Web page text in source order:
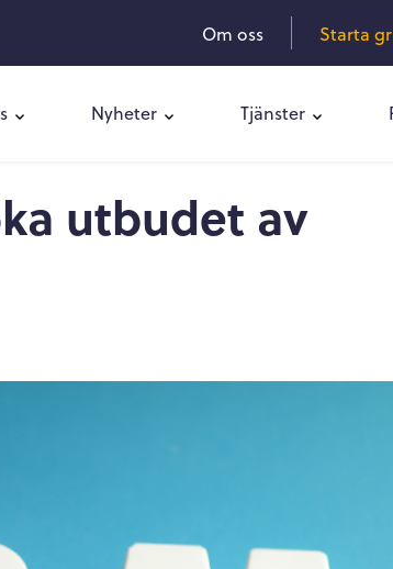
Om oss Starta
Nyheter Tjänster
utbudet av